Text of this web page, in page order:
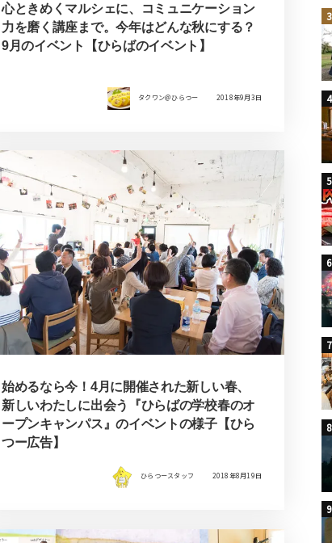
心ときめくマルシェに、コミュニケーション
力を磨く講座まで。今年はどんな秋にする？
9月のイベント【ひらばのイベント】
タクワン＠ひらつー 2018年9月3日
始めるなら今！4月に開催された新しい春、
新しいわたしに出会う『ひらばの学校春のオ
ープンキャンパス』のイベントの様子【ひら
つー広告】
ひらつースタッフ 2018年8月19日